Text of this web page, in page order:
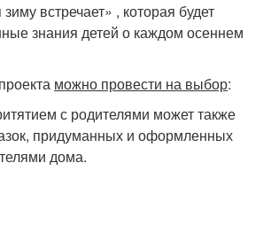
встречает» , которая будет
знания детей о каждом осеннем
можно провести на выбор:
с родителями может также
придуманных и оформленных
дома.